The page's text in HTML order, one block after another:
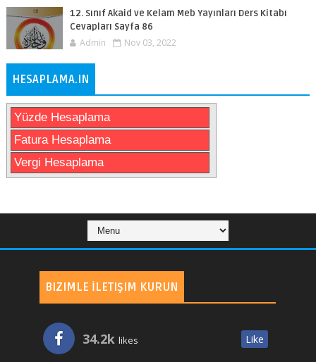
12. Sınıf Akaid ve Kelam Meb Yayınları Ders Kitabı
Cevapları Sayfa 86
Admin Nov 03, 2022
HESAPLAMA.IN
Yüzde Hesaplama
Fatura Hesaplama
Vergi Hesaplama
BIZIMLE İLETIŞIM KURUN
34.2k likes Like